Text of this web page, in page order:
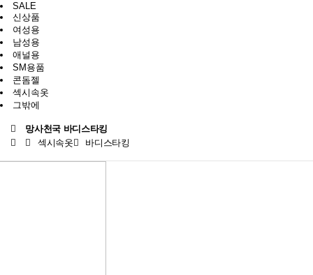
SALE
신상품
여성용
남성용
애널용
SM용품
콘돔젤
섹시속옷
그밖에
망사천국 바디스타킹
섹시속옷
바디스타킹